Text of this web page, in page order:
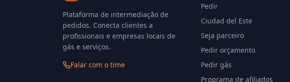
Plataforma de intermediação de
pedidos. Conecta clientes a
profissionais e empresas locais de
gás e serviços.
Falar com o time
Pedir
Ciudad del Este
Seja parceiro
Pedir orçamento
Pedir gás
Programa de afiliados